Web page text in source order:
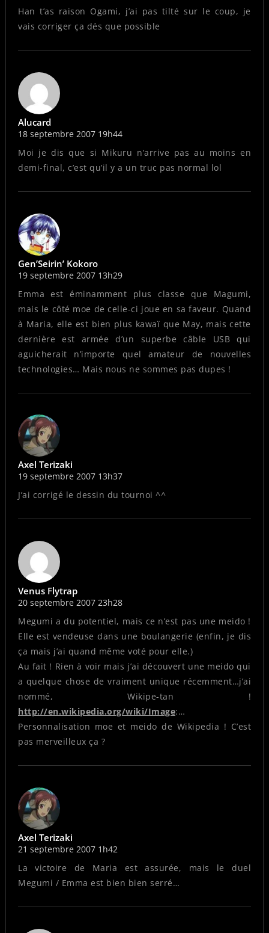
Han t’as raison Ogami, j’ai pas tilté sur le coup, je
vais corriger ça dés que possible
Alucard
18 septembre 2007 19h44
Moi je dis que si Mikuru n’arrive pas au moins en
demi-final, c’est qu’il y a un truc pas normal lol
Gen’Seirin’ Kokoro
19 septembre 2007 13h29
Emma est éminamment plus classe que Magumi,
mais le côté moe de celle-ci joue en sa faveur. Quand
à Maria, elle est bien plus kawaï que May, mais cette
dernière est armée d’un superbe câble USB qui
aguicherait n’importe quel amateur de nouvelles
technologies… Mais nous ne sommes pas dupes !
Axel Terizaki
19 septembre 2007 13h37
J’ai corrigé le dessin du tournoi ^^
Venus Flytrap
20 septembre 2007 23h28
Megumi a du potentiel, mais ce n’est pas une meido !
Elle est vendeuse dans une boulangerie (enfin, je dis
ça mais j’ai quand même voté pour elle.)
Au fait ! Rien à voir mais j’ai découvert une meido qui
a quelque chose de vraiment unique récemment…j’ai
nommé, Wikipe-tan !
http://en.wikipedia.org/wiki/Image:…
Personnalisation moe et meido de Wikipedia ! C’est
pas merveilleux ça ?
Axel Terizaki
21 septembre 2007 1h42
La victoire de Maria est assurée, mais le duel
Megumi / Emma est bien bien serré…